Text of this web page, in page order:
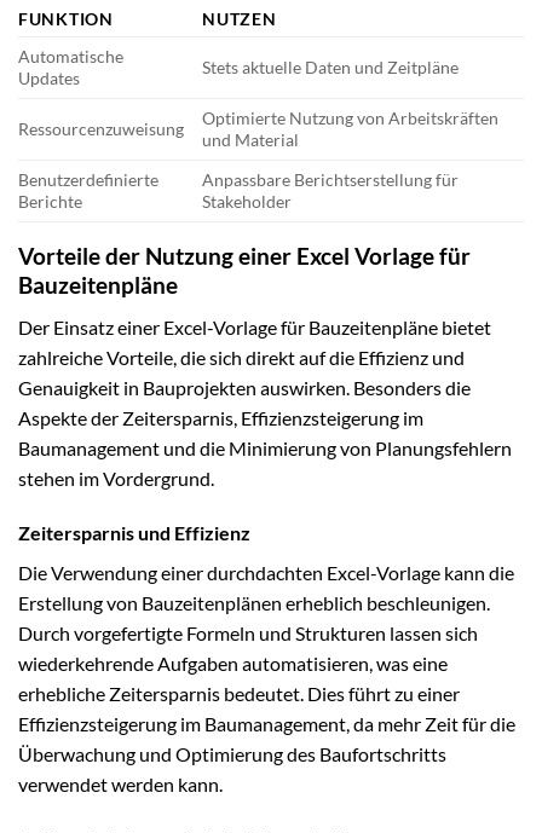
FUNKTION
NUTZEN
Automatische
Updates
Stets aktuelle Daten und Zeitpläne
Ressourcenzuweisung
Optimierte Nutzung von Arbeitskräften
und Material
Benutzerdefinierte
Berichte
Anpassbare Berichtserstellung für
Stakeholder
Vorteile der Nutzung einer Excel Vorlage für
Bauzeitenpläne
Der Einsatz einer Excel-Vorlage für Bauzeitenpläne bietet
zahlreiche Vorteile, die sich direkt auf die Effizienz und
Genauigkeit in Bauprojekten auswirken. Besonders die
Aspekte der Zeitersparnis, Effizienzsteigerung im
Baumanagement und die Minimierung von Planungsfehlern
stehen im Vordergrund.
Zeitersparnis und Effizienz
Die Verwendung einer durchdachten Excel-Vorlage kann die
Erstellung von Bauzeitenplänen erheblich beschleunigen.
Durch vorgefertigte Formeln und Strukturen lassen sich
wiederkehrende Aufgaben automatisieren, was eine
erhebliche Zeitersparnis bedeutet. Dies führt zu einer
Effizienzsteigerung im Baumanagement, da mehr Zeit für die
Überwachung und Optimierung des Baufortschritts
verwendet werden kann.